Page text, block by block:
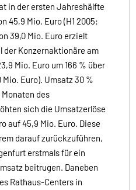
in der ersten Jahreshälfte
45,9 Mio. Euro (H1 2005:
39,0 Mio. Euro erzielt
der Konzernaktionäre am
Mio. Euro um 166 % über
Euro). Umsatz 30 %
des
sich die Umsatzerlöse
auf 45,9 Mio. Euro. Diese
darauf zurückzuführen,
erstmals für ein
beitrugen. Daneben
Rathaus-Centers in